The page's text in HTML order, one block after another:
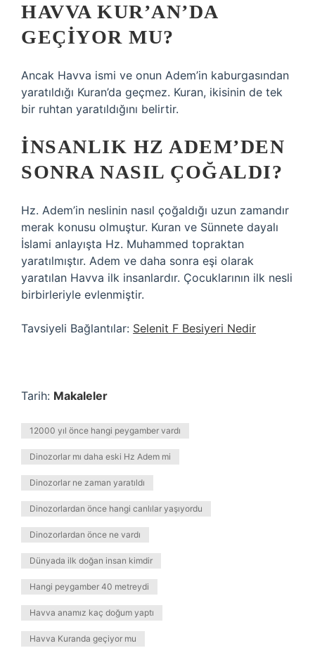
HAVVA KUR’AN’DA
GEÇIYOR MU?
Ancak Havva ismi ve onun Adem’in kaburgasından
yaratıldığı Kuran’da geçmez. Kuran, ikisinin de tek
bir ruhtan yaratıldığını belirtir.
İNSANLIK HZ ADEM’DEN
SONRA NASIL ÇOĞALDI?
Hz. Adem’in neslinin nasıl çoğaldığı uzun zamandır
merak konusu olmuştur. Kuran ve Sünnete dayalı
İslami anlayışta Hz. Muhammed topraktan
yaratılmıştır. Adem ve daha sonra eşi olarak
yaratılan Havva ilk insanlardır. Çocuklarının ilk nesli
birbirleriyle evlenmiştir.
Tavsiyeli Bağlantılar: Selenit F Besiyeri Nedir
Tarih: Makaleler
12000 yıl önce hangi peygamber vardı
Dinozorlar mı daha eski Hz Adem mi
Dinozorlar ne zaman yaratıldı
Dinozorlardan önce hangi canlılar yaşıyordu
Dinozorlardan önce ne vardı
Dünyada ilk doğan insan kimdir
Hangi peygamber 40 metreydi
Havva anamız kaç doğum yaptı
Havva Kuranda geçiyor mu